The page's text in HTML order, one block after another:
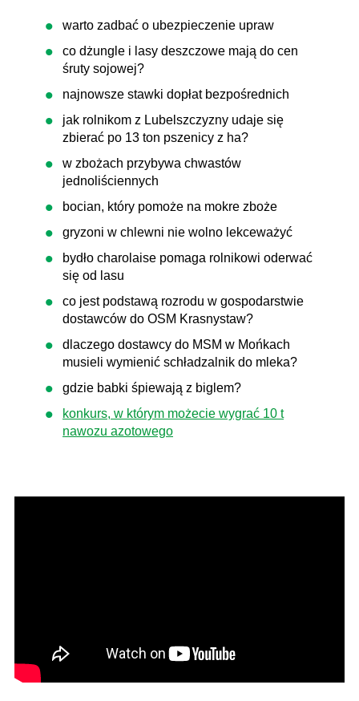
warto zadbać o ubezpieczenie upraw
co dżungle i lasy deszczowe mają do cen
śruty sojowej?
najnowsze stawki dopłat bezpośrednich
jak rolnikom z Lubelszczyzny udaje się
zbierać po 13 ton pszenicy z ha?
w zbożach przybywa chwastów
jednoliściennych
bocian, który pomoże na mokre zboże
gryzoni w chlewni nie wolno lekceważyć
bydło charolaise pomaga rolnikowi oderwać
się od lasu
co jest podstawą rozrodu w gospodarstwie
dostawców do OSM Krasnystaw?
dlaczego dostawcy do MSM w Mońkach
musieli wymienić schładzalnik do mleka?
gdzie babki śpiewają z biglem?
konkurs, w którym możecie wygrać 10 t
nawozu azotowego